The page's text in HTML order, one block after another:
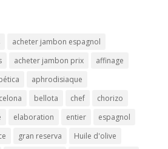
acheter jambon espagnol
acheter jambon prix
affinage
aphrodisiaque
bellota chef
chorizo
elaboration entier
espagnol
gran reserva
Huile d'olive